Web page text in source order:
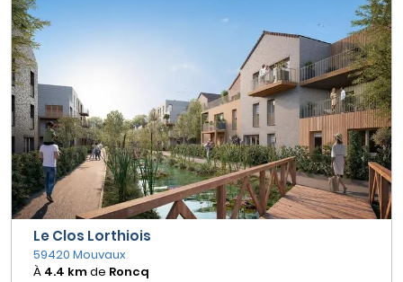
Le Clos Lorthiois
59420 Mouvaux
À 4.4 kmde Roncq